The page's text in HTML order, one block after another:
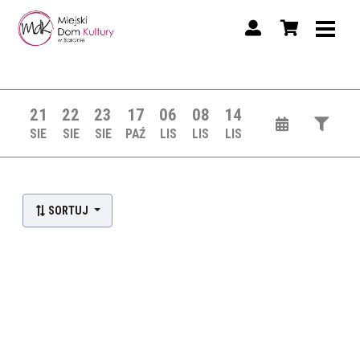
21
SIE
22
SIE
23
SIE
17
PAŹ
06
LIS
08
LIS
14
LIS
SORTUJ